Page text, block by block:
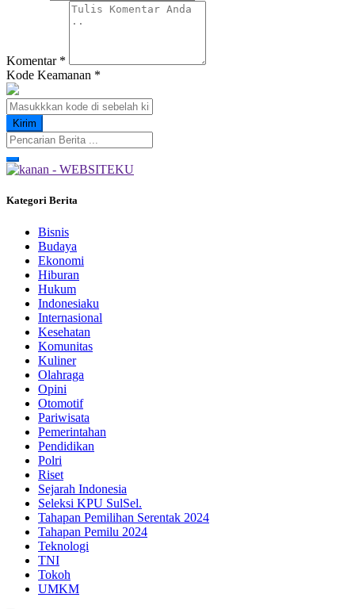
Komentar *
Kode Keamanan *
Kategori Berita
Bisnis
Budaya
Ekonomi
Hiburan
Hukum
Indonesiaku
Internasional
Kesehatan
Komunitas
Kuliner
Olahraga
Opini
Otomotif
Pariwisata
Pemerintahan
Pendidikan
Polri
Riset
Sejarah Indonesia
Seleksi KPU SulSel.
Tahapan Pemilihan Serentak 2024
Tahapan Pemilu 2024
Teknologi
TNI
Tokoh
UMKM